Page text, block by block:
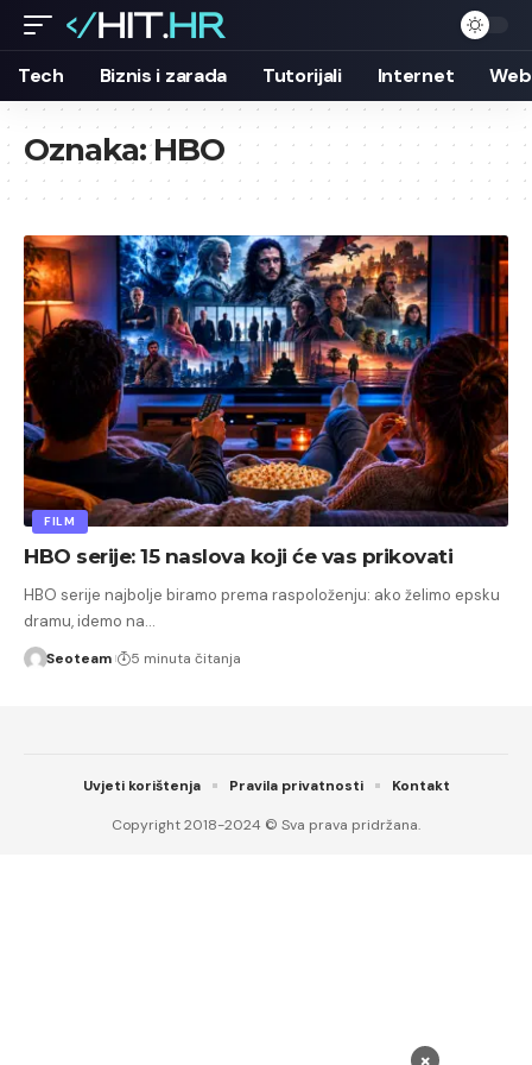
Tech Biznis i zarada Tutorijali Internet
Oznaka:HBO
FILM
HBO serije: 15 naslova koji će vas prikovati
HBO serije najbolje biramo prema raspoloženju: ako želimo epsku
dramu, idemo na…
Seoteam 5 minuta čitanja
Copyright 2018-2024 © Sva prava pridržana.
Uvjeti korištenja Pravila privatnosti Kontakt